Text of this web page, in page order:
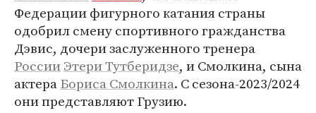
Федерации фигурного катания страны
одобрил смену спортивного гражданства
Дэвис, дочери заслуженного тренера
РоссииЭтери Тутберидзе, и Смолкина, сына
актераБориса Смолкина. С сезона-2023/2024
они представляют Грузию.